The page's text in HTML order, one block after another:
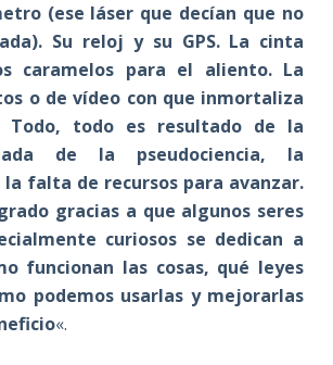
(ese láser que decían que no
Su reloj y su GPS. La cinta
caramelos para el aliento. La
o de vídeo con que inmortaliza
todo es resultado de la
de la pseudociencia, la
falta de recursos para avanzar.
gracias a que algunos seres
curiosos se dedican a
funcionan las cosas, qué leyes
podemos usarlas y mejorarlas
«.